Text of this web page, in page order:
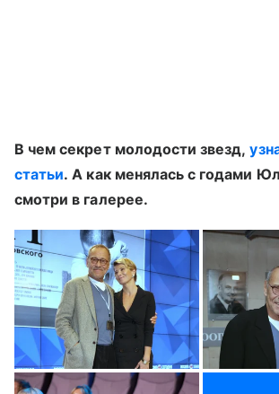
В чем секрет молодости звезд,
статьи. А как менялась с годами
смотри в галерее.